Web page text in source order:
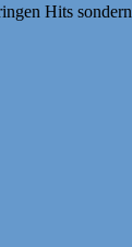
Hits sondern